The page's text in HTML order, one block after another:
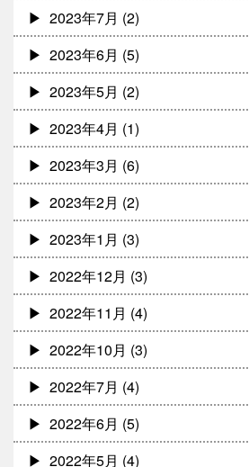
2023年7月 (2)
2023年6月 (5)
2023年5月 (2)
2023年4月 (1)
2023年3月 (6)
2023年2月 (2)
2023年1月 (3)
2022年12月 (3)
2022年11月 (4)
2022年10月 (3)
2022年7月 (4)
2022年6月 (5)
2022年5月 (4)